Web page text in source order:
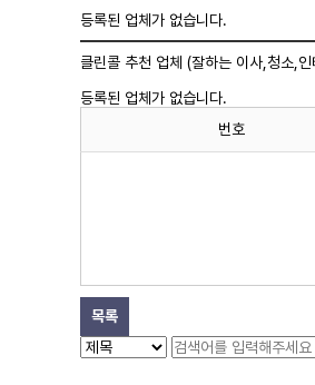
등록된 업체가 없습니다.
클린콜 추천 업체 (잘하는 이사, 청소 ,
등록된 업체가 없습니다.
번호
목록